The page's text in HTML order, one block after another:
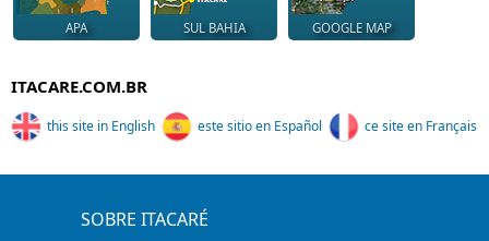
APA SUL BAHIA GOOGLE MAP
ITACARE.COM.BR
this site in English este sitio en Español ce site en Français
SOBRE ITACARÉ